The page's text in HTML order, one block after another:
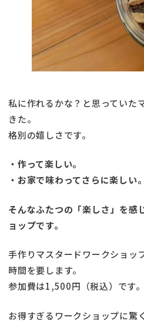
私に作れるかな？と思っていた
きた。
格別の嬉しさです。
・作って楽しい。
・お家で味わってさらに楽しい。
そんなふたつの「楽しさ」を感
ョップです。
手作りマスタードワークショッ
時間を要します。
参加費は1,500円（税込）です。
お得すぎるワークショップに驚